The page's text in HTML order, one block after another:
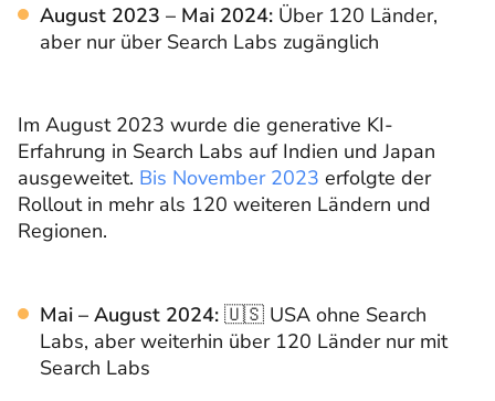
August 2023 – Mai 2024: Über 120 Länder,
aber nur über Search Labs zugänglich
Im August 2023 wurde die generative KI-
Erfahrung in Search Labs auf Indien und Japan
ausgeweitet. Bis November 2023 erfolgte der
Rollout in mehr als 120 weiteren Ländern und
Regionen.
Mai – August 2024: 🇺🇸 USA ohne Search
Labs, aber weiterhin über 120 Länder nur mit
Search Labs